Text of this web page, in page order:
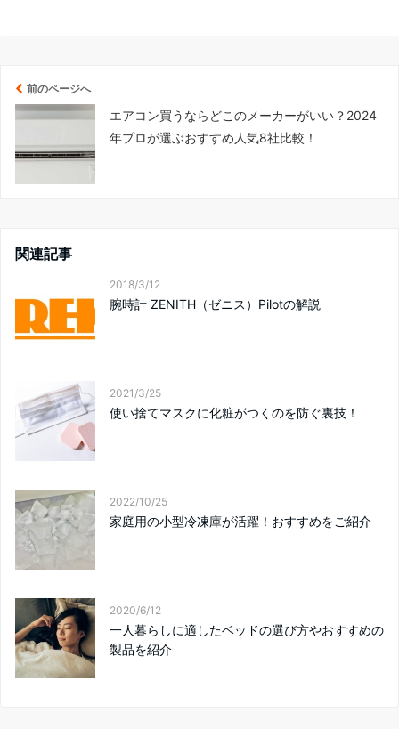
前のページへ
エアコン買うならどこのメーカーがいい？2024
年プロが選ぶおすすめ人気8社比較！
関連記事
2018/3/12
腕時計 ZENITH（ゼニス）Pilotの解説
2021/3/25
使い捨てマスクに化粧がつくのを防ぐ裏技！
2022/10/25
家庭用の小型冷凍庫が活躍！おすすめをご紹介
2020/6/12
一人暮らしに適したベッドの選び方やおすすめの
製品を紹介